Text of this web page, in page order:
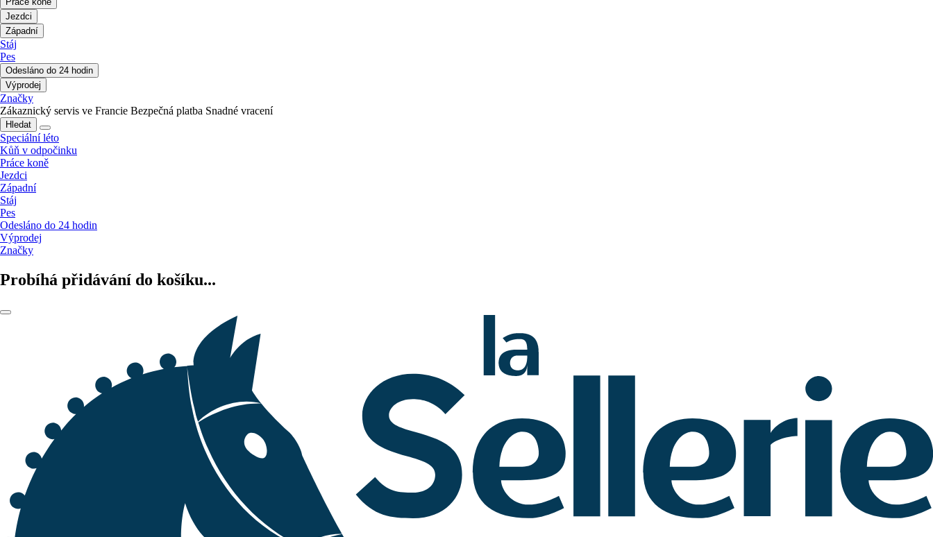
Jezdci
Západní
Stáj
Pes
Odesláno do 24 hodin
Výprodej
Značky
Zákaznický servis ve Francie Bezpečná platba Snadné vracení
Hledat
Speciální léto
Kůň v odpočinku
Práce koně
Jezdci
Západní
Stáj
Pes
Odesláno do 24 hodin
Výprodej
Značky
Probíhá přidávání do košíku...